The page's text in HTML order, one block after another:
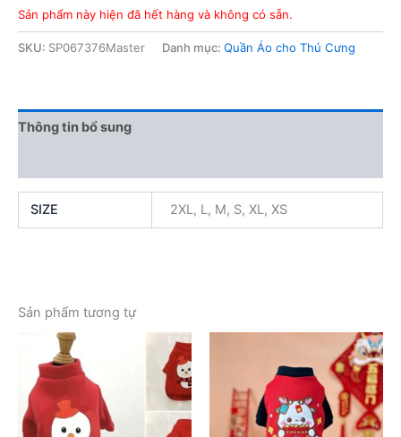
Sản phẩm này hiện đã hết hàng và không có sẵn.
SKU: SP067376Master Danh mục: Quần Áo cho Thú Cưng
Thông tin bổ sung
SIZE 2XL, L, M, S, XL, XS
Sản phẩm tương tự